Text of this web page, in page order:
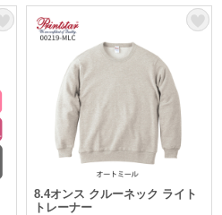
8.4オンス クルーネック ライト
トレーナー